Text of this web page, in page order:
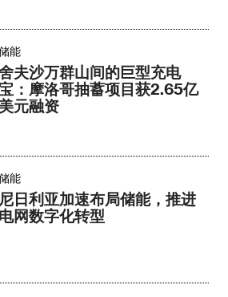
能
夫沙万群山间的巨型充电
宝：摩洛哥抽蓄项目获2.65亿
美元融资
能
尼日利亚加速布局储能，推进
电网数字化转型